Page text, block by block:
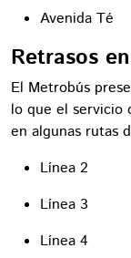
Avenida Té
Retrasos
El Metrobús
lo que el servicio
en algunas rutas
Línea 2
Línea 3
Línea 4